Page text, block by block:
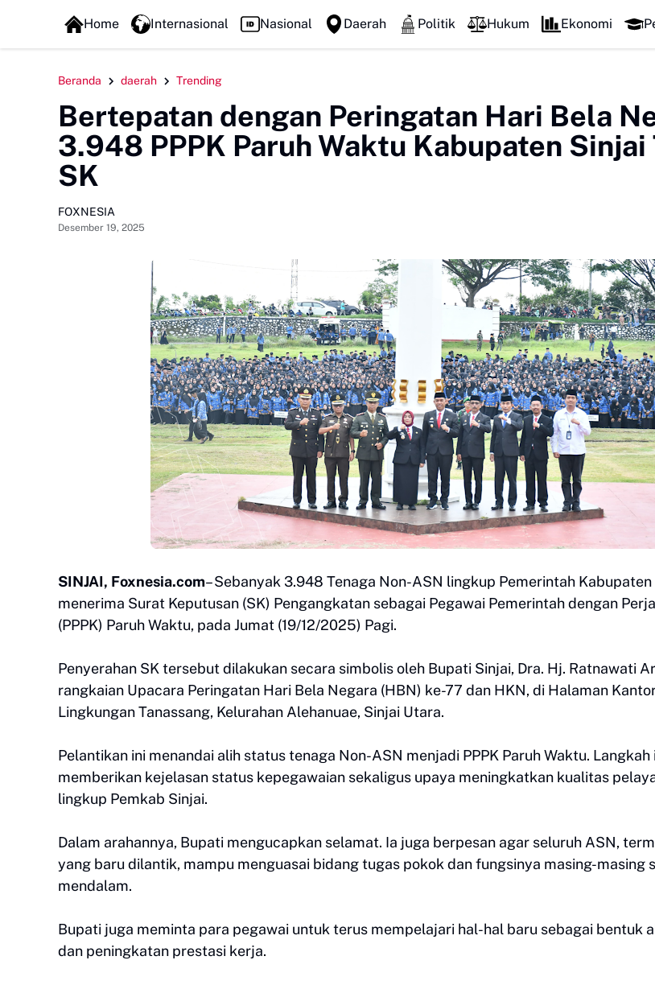
FOXLINE NEWS
Home Internasional Nasional Daerah Politik Hukum Ekonomi
Beranda daerah Trending
Bertepatan dengan Peringatan Hari Bela
3.948 PPPK Paruh Waktu Kabupaten Sinjai
SK
FOXNESIA
Desember 19, 2025
SINJAI, Foxnesia.com– Sebanyak 3.948 Tenaga Non-ASN lingkup Pemerintah
menerima Surat Keputusan (SK) Pengangkatan sebagai Pegawai Pemerintah dengan
(PPPK) Paruh Waktu, pada Jumat (19/12/2025) Pagi.
Penyerahan SK tersebut dilakukan secara simbolis oleh Bupati Sinjai, Dra. Hj. Ratnawati
rangkaian Upacara Peringatan Hari Bela Negara (HBN) ke-77 dan HKN, di Halaman
Lingkungan Tanassang, Kelurahan Alehanuae, Sinjai Utara.
Pelantikan ini menandai alih status tenaga Non-ASN menjadi PPPK Paruh Waktu.
memberikan kejelasan status kepegawaian sekaligus upaya meningkatkan kualitas
lingkup Pemkab Sinjai.
Dalam arahannya, Bupati mengucapkan selamat. Ia juga berpesan agar seluruh ASN,
yang baru dilantik, mampu menguasai bidang tugas pokok dan fungsinya masing-masing
mendalam.
Bupati juga meminta para pegawai untuk terus mempelajari hal-hal baru sebagai bentuk
dan peningkatan prestasi kerja.